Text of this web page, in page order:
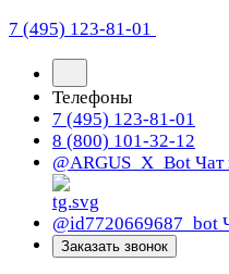
7 (495) 123-81-01
Телефоны
7 (495) 123-81-01
8 (800) 101-32-12
@ARGUS_X_Bot Чат
@id7720669687_bot
Заказать звонок